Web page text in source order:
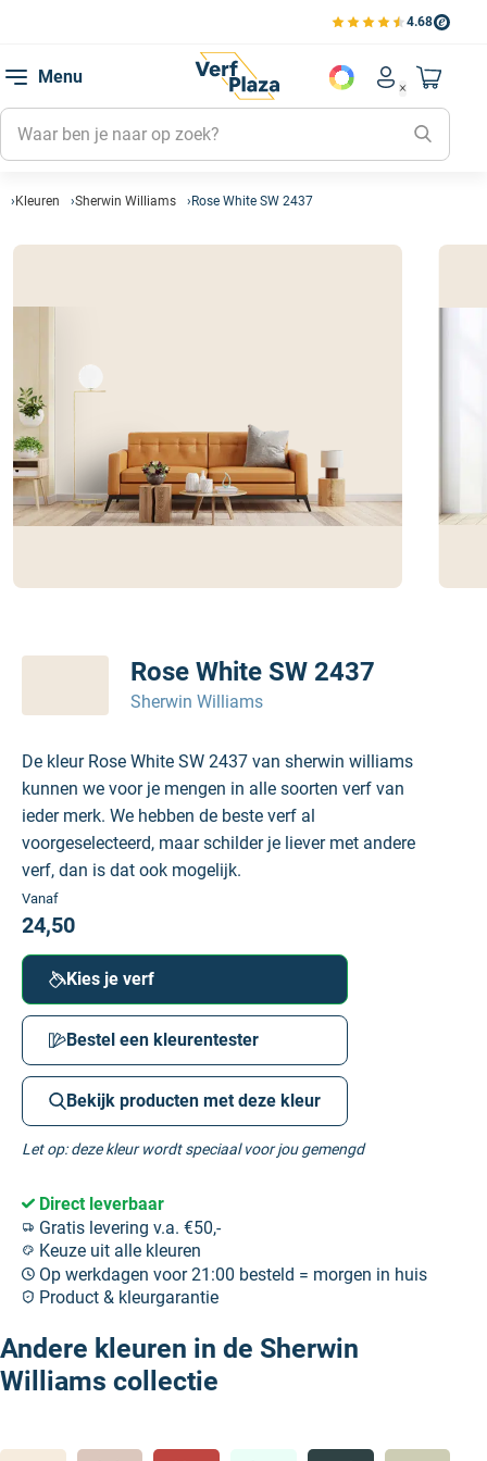
4.68
Bekijk de verfplaza
Menu
Account
Mijn
Mijn
Mijn
Naar
Kleuren Sherwin Williams Rose White SW 2437
Rose White SW 2437
Sherwin Williams
De kleur Rose White SW 2437 van sherwin williams
kunnen we voor je mengen in alle soorten verf van
ieder merk. We hebben de beste verf al
voorgeselecteerd, maar schilder je liever met andere
verf, dan is dat ook mogelijk.
Vanaf
24,50
Kies je verf
Bestel een kleurentester
Bekijk producten met deze kleur
Let op: deze kleur wordt speciaal voor jou gemengd
Direct leverbaar
Gratis levering v.a. €50,-
Keuze uit alle kleuren
Op werkdagen voor 21:00 besteld = morgen in huis
Product & kleurgarantie
Andere kleuren in de Sherwin
Williams collectie